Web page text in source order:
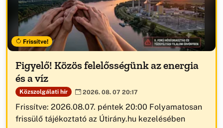
Frissítve!
Figyelő! Közös felelősségünk az energia
és a víz
Közszolgálati hír 2026. 08. 07 20:17
Frissítve: 2026.08.07. péntek 20:00 Folyamatosan
frissülő tájékoztató az Útirány.hu kezelésében